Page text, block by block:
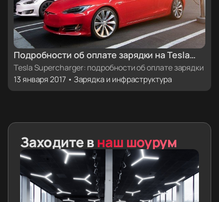
Подробности об оплате зарядки на Tesla
Supercharger - стоимость, оплата и
бесплатные кредиты
Tesla Supercharger: подробности об оплате зарядки
13 января 2017 • Зарядка и инфраструктура
Заходите в наш шоурум